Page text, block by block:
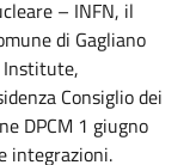
– INFN, il
di Gagliano
Institute,
Consiglio dei
DPCM 1 giugno
integrazioni.